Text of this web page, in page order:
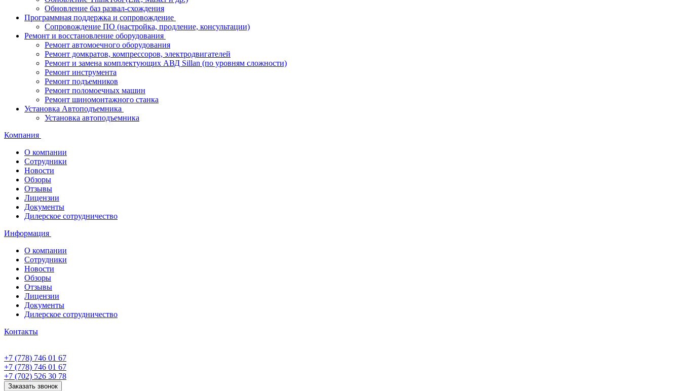
Обновление баз развал-схождения
Программная поддержка и сопровождение
Сопровождение ПО (настройка, продление, консультации)
Ремонт и восстановление оборудования
Ремонт автомоечного оборудования
Ремонт домкратов, компрессоров, электродвигателей
Ремонт и замена комплектующих АВД Sillan (по уровням сложности)
Ремонт инструмента
Ремонт подъемников
Ремонт поломоечных машин
Ремонт шиномонтажного станка
Установка Автоподъемника
Установка автоподъемника
Компания
О компании
Сотрудники
Новости
Обзоры
Отзывы
Лицензии
Документы
Дилерское сотрудничество
Информация
О компании
Сотрудники
Новости
Обзоры
Отзывы
Лицензии
Документы
Дилерское сотрудничество
Контакты
+7 (778) 746 01 67
+7 (778) 746 01 67
+7 (702) 526 30 78
Заказать звонок